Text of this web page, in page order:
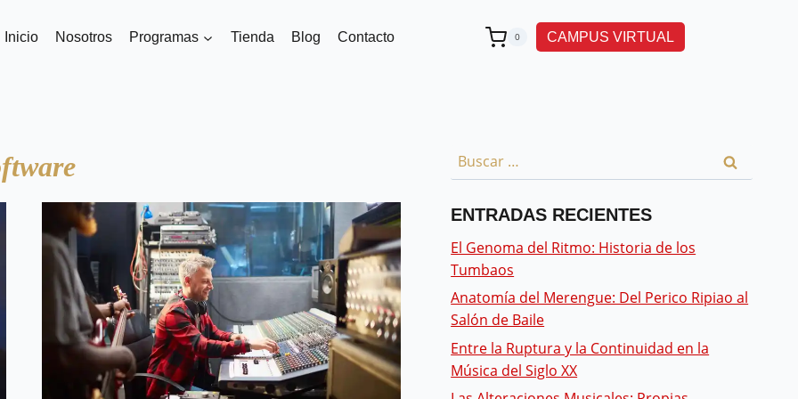
Inicio Nosotros Programas Tienda Blog Contacto 0 CAMPUS VIRTUAL
ENTRADAS RECIENTES
El Genoma del Ritmo: Historia de los
Tumbaos
Anatomía del Merengue: Del Perico Ripiao al
Salón de Baile
Entre la Ruptura y la Continuidad en la
Música del Siglo XX